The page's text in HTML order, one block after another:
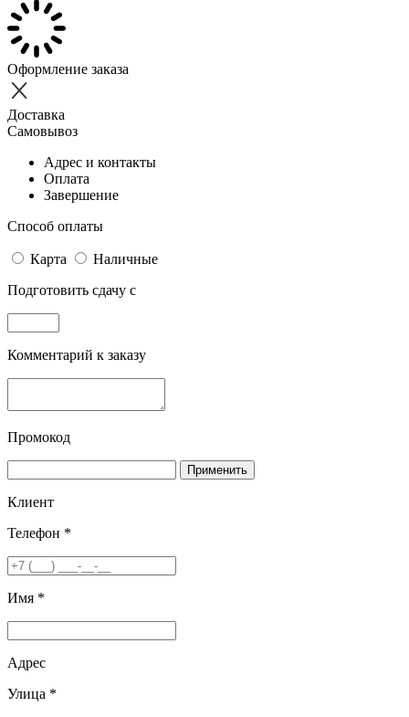
Оформление заказа
Доставка
Самовывоз
Адрес и контакты
Оплата
Завершение
Способ оплаты
Карта
Наличные
Подготовить сдачу с
Комментарий к заказу
Промокод
Применить
Клиент
Телефон *
Имя *
Адрес
Улица *